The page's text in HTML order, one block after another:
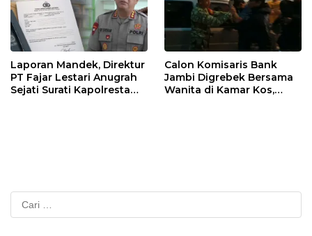
Laporan Mandek, Direktur
PT Fajar Lestari Anugrah
Sejati Surati Kapolresta
Calon Komisaris Bank
Jambi Digrebek Bersama
Wanita di Kamar Kos,
Cari
untuk: